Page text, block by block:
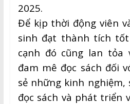
2025.
Để kịp thời động viên
sinh đạt thành tích
cạnh đó cũng lan tỏa
đam mê đọc sách đối
sẻ những kinh nghiệm,
đọc sách và phát triển